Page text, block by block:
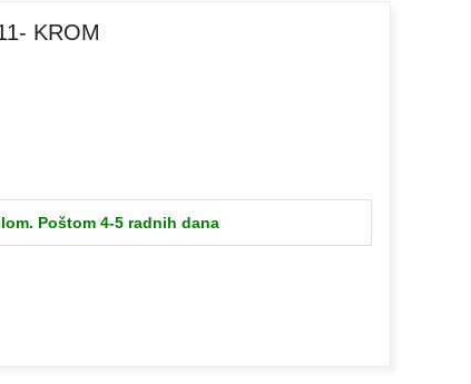
KROM
Poštom 4-5 radnih dana